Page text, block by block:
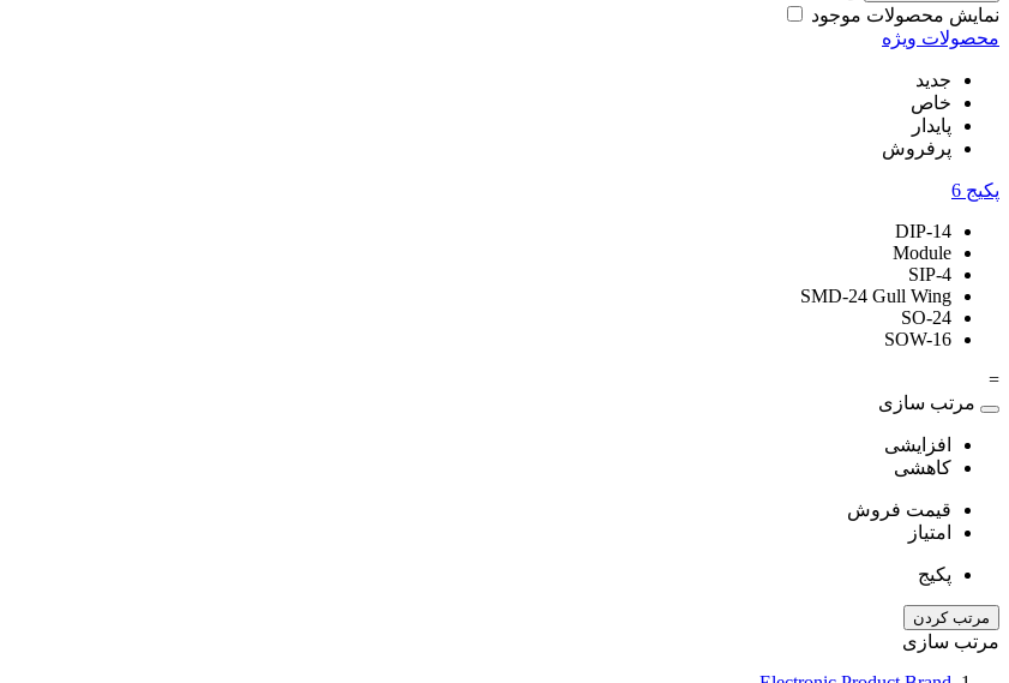
نمایش محصولات موجود
محصولات ویژه
جدید
خاص
پایدار
پرفروش
پکیج 6
DIP-14
Module
SIP-4
SMD-24 Gull Wing
SO-24
SOW-16
=
مرتب سازی
افزایشی
کاهشی
قیمت فروش
امتیاز
پکیج
مرتب کردن
مرتب سازی